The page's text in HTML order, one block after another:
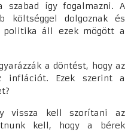
így fogalmazni. A
költséggel dolgoznak és
politika áll ezek mögött a
a döntést, hogy az
inflációt. Ezek szerint a
vissza kell szorítani az
kell, hogy a bérek